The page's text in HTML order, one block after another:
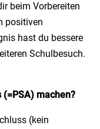
beim Vorbereiten
positiven
hast du bessere
Schulbesuch.
machen?
(kein